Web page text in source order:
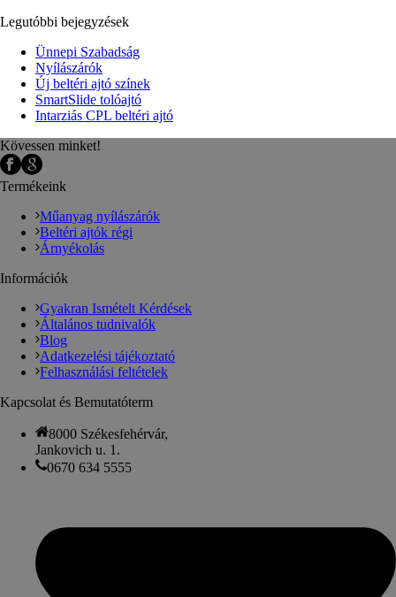
Legutóbbi bejegyzések
Ünnepi Szabadság
Nyílászárók
Új beltéri ajtó színek
SmartSlide tolóajtó
Intarziás CPL beltéri ajtó
Kövessen minket!
Termékeink
Műanyag nyílászárók
Beltéri ajtók régi
Árnyékolás
Információk
Gyakran Ismételt Kérdések
Általános tudnivalók
Blog
Adatkezelési tájékoztató
Felhasználási feltételek
Kapcsolat és Bemutatóterm
8000 Székesfehérvár,
Jankovich u. 1.
0670 634 5555